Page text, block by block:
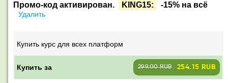
Промо-код активирован. KING15: -15% на всё
Удалить
Купить курс для всех платформ
Купить за 299.00 RUB 254.15 RUB